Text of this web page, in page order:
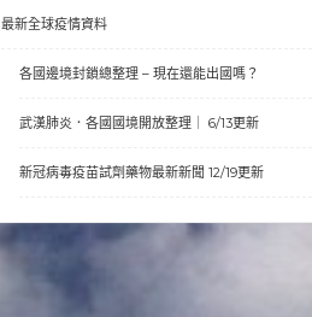
最新全球疫情資料
各國邊境封鎖總整理 – 現在還能出國嗎？
武漢肺炎．各國國境開放整理｜ 6/13更新
新冠病毒疫苗試劑藥物最新新聞 12/19更新